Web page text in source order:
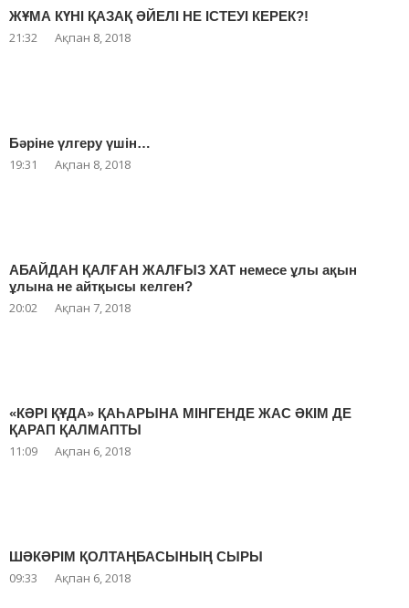
ЖҰМА КҮНІ ҚАЗАҚ ӘЙЕЛІ НЕ ІСТЕУІ КЕРЕК?!
21:32 Ақпан 8, 2018
Бәріне үлгеру үшін…
19:31 Ақпан 8, 2018
АБАЙДАН ҚАЛҒАН ЖАЛҒЫЗ ХАТ немесе ұлы ақын
ұлына не айтқысы келген?
20:02 Ақпан 7, 2018
«КӘРІ ҚҰДА» ҚАҺАРЫНА МІНГЕНДЕ ЖАС ӘКІМ ДЕ
ҚАРАП ҚАЛМАПТЫ
11:09 Ақпан 6, 2018
ШӘКӘРІМ ҚОЛТАҢБАСЫНЫҢ СЫРЫ
09:33 Ақпан 6, 2018